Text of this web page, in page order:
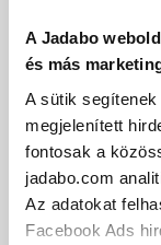
A Jadabo
és más
A sütik
megjelenített
fontosak a
jadabo.com
Az adatokat
Facebook Ads